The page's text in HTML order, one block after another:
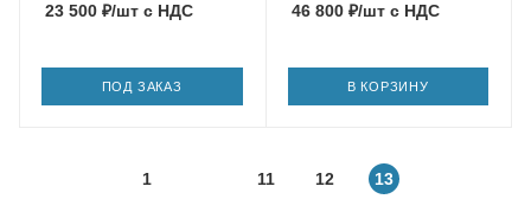
23 500 ₽/шт с НДС
ПОД ЗАКАЗ
46 800₽/штс НДС
В КОРЗИНУ
1 11 12 13